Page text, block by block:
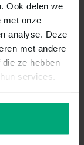
Ook delen we
met onze
analyse. Deze
met andere
ze hebben
services.
lijn lang red